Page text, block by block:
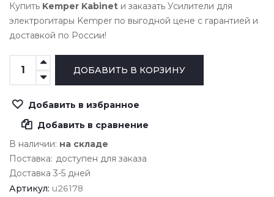
Купить Kemper Kabinet и заказать Усилители для
электрогитары Kemper по выгодной цене с гарантией и
доставкой по России!
Добавить в избранное
Добавить в сравнение
В наличии: на складе
Поставка: доступен для заказа
Доставка 3-5 дней
Артикул: u26178